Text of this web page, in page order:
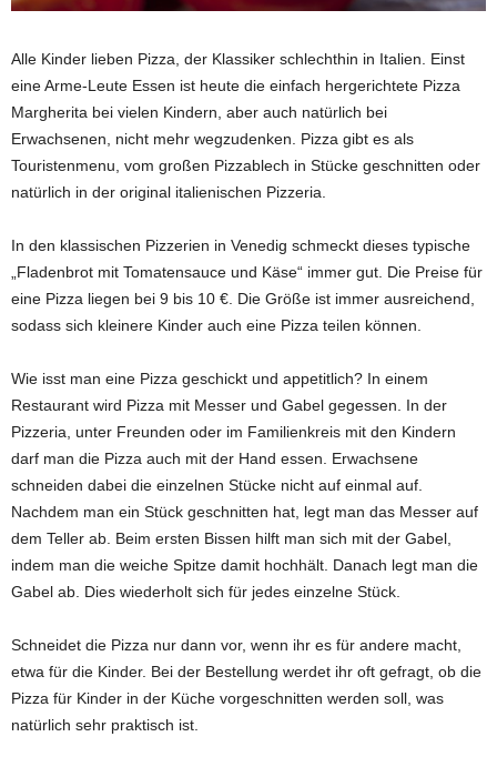
Alle Kinder lieben Pizza, der Klassiker schlechthin in Italien. Einst
eine Arme-Leute Essen ist heute die einfach hergerichtete Pizza
Margherita bei vielen Kindern, aber auch natürlich bei
Erwachsenen, nicht mehr wegzudenken. Pizza gibt es als
Touristenmenu, vom großen Pizzablech in Stücke geschnitten oder
natürlich in der original italienischen Pizzeria.
In den klassischen Pizzerien in Venedig schmeckt dieses typische
„Fladenbrot mit Tomatensauce und Käse“ immer gut. Die Preise für
eine Pizza liegen bei 9 bis 10 €. Die Größe ist immer ausreichend,
sodass sich kleinere Kinder auch eine Pizza teilen können.
Wie isst man eine Pizza geschickt und appetitlich? In einem
Restaurant wird Pizza mit Messer und Gabel gegessen. In der
Pizzeria, unter Freunden oder im Familienkreis mit den Kindern
darf man die Pizza auch mit der Hand essen. Erwachsene
schneiden dabei die einzelnen Stücke nicht auf einmal auf.
Nachdem man ein Stück geschnitten hat, legt man das Messer auf
dem Teller ab. Beim ersten Bissen hilft man sich mit der Gabel,
indem man die weiche Spitze damit hochhält. Danach legt man die
Gabel ab. Dies wiederholt sich für jedes einzelne Stück.
Schneidet die Pizza nur dann vor, wenn ihr es für andere macht,
etwa für die Kinder. Bei der Bestellung werdet ihr oft gefragt, ob die
Pizza für Kinder in der Küche vorgeschnitten werden soll, was
natürlich sehr praktisch ist.